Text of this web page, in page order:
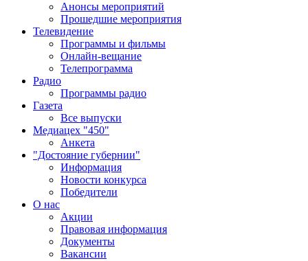
Анонсы мероприятий
Прошедшие мероприятия
Телевидение
Программы и фильмы
Онлайн-вещание
Телепрограмма
Радио
Программы радио
Газета
Все выпуски
Медиацех "450"
Анкета
"Достояние губернии"
Информация
Новости конкурса
Победители
О нас
Акции
Правовая информация
Документы
Вакансии